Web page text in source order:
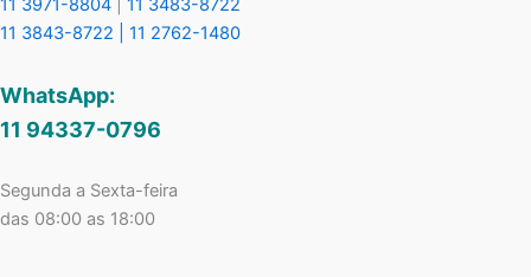
11 3971-8804
11 3483-8722
11 3843-8722 | 11 2762-1480
WhatsApp:
11 94337-0796
Segunda a Sexta-feira
das 08:00 as 18:00